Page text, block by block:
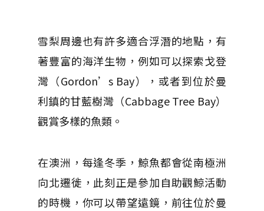
雪梨周邊也有許多適合浮潛的地點，有
著豐富的海洋生物，例如可以探索戈登
灣（Gordon’s Bay），或者到位於曼
利鎮的甘藍樹灣（Cabbage Tree Bay）
觀賞多樣的魚類。
在澳洲，每逢冬季，鯨魚都會從南極洲
向北遷徙，此刻正是參加自助觀鯨活動
的時機，你可以帶望遠鏡，前往位於曼